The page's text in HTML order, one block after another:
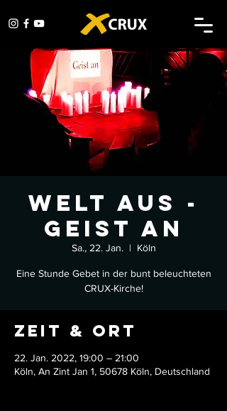
Welt aus -
Geist an
Sa., 22. Jan.
  |
Köln
Eine Stunde Gebet in der bunt beleuchteten
CRUX-Kirche!
Zeit & Ort
22. Jan. 2022, 19:00 – 21:00
Köln, An Zint Jan 1, 50678 Köln, Deutschland